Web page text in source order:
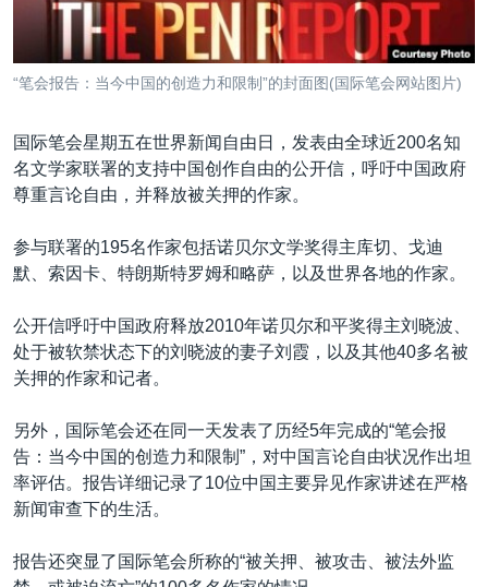
全球议题
美国建国250周年
埃博拉疫情
重要讲话与声明
台海两岸关系
关注西藏
GEN Z 看美国
关注我们
其他语言网站
“笔会报告：当今中国的创造力和限制”的封面图(国际笔会网站图片)
国际笔会星期五在世界新闻自由日，发表由全球近200名知
名文学家联署的支持中国创作自由的公开信，呼吁中国政府
尊重言论自由，并释放被关押的作家。
参与联署的195名作家包括诺贝尔文学奖得主库切、戈迪
默、索因卡、特朗斯特罗姆和略萨，以及世界各地的作家。
公开信呼吁中国政府释放2010年诺贝尔和平奖得主刘晓波、
处于被软禁状态下的刘晓波的妻子刘霞，以及其他40多名被
关押的作家和记者。
另外，国际笔会还在同一天发表了历经5年完成的“笔会报
告：当今中国的创造力和限制”，对中国言论自由状况作出坦
率评估。报告详细记录了10位中国主要异见作家讲述在严格
新闻审查下的生活。
报告还突显了国际笔会所称的“被关押、被攻击、被法外监